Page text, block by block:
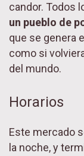
candor. Todos
un pueblo de
que se genera
como si
del mundo.
Horarios
Este mercado
la noche, y